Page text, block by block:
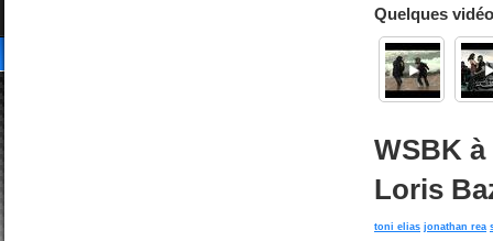
Quelques
WSBK
Loris
toni elias jonathan rea